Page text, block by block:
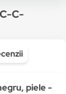
C-
piele -